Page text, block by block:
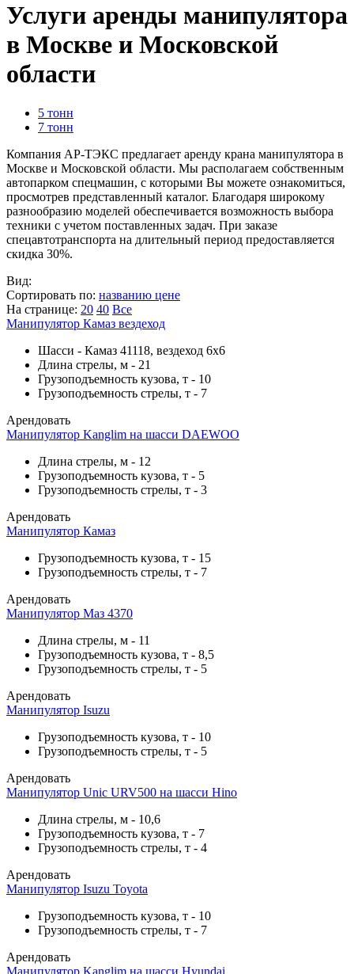
Услуги аренды манипулятора
в Москве и Московской
области
5 тонн
7 тонн
Компания АР-ТЭКС предлагает аренду крана манипулятора в
Москве и Московской области. Мы располагаем собственным
автопарком спецмашин, с которыми Вы можете ознакомиться,
просмотрев представленный каталог. Благодаря широкому
разнообразию моделей обеспечивается возможность выбора
техники с учетом поставленных задач. При заказе
спецавтотранспорта на длительный период предоставляется
скидка 30%.
Вид:
Сортировать по: названию цене
На странице: 20 40 Все
Манипулятор Камаз вездеход
Шасси - Камаз 41118, вездеход 6х6
Длина стрелы, м - 21
Грузоподъемность кузова, т - 10
Грузоподъемность стрелы, т - 7
Арендовать
Манипулятор Kanglim на шасси DAEWOO
Длина стрелы, м - 12
Грузоподъемность кузова, т - 5
Грузоподъемность стрелы, т - 3
Арендовать
Манипулятор Камаз
Грузоподъемность кузова, т - 15
Грузоподъемность стрелы, т - 7
Арендовать
Манипулятор Маз 4370
Длина стрелы, м - 11
Грузоподъемность кузова, т - 8,5
Грузоподъемность стрелы, т - 5
Арендовать
Манипулятор Isuzu
Грузоподъемность кузова, т - 10
Грузоподъемность стрелы, т - 5
Арендовать
Манипулятор Unic URV500 на шасси Hino
Длина стрелы, м - 10,6
Грузоподъемность кузова, т - 7
Грузоподъемность стрелы, т - 4
Арендовать
Манипулятор Isuzu Toyota
Грузоподъемность кузова, т - 10
Грузоподъемность стрелы, т - 7
Арендовать
Манипулятор Kanglim на шасси Hyundai